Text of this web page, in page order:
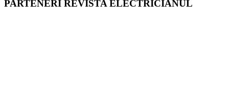
PARTENERI REVISTA ELECTRICIANUL